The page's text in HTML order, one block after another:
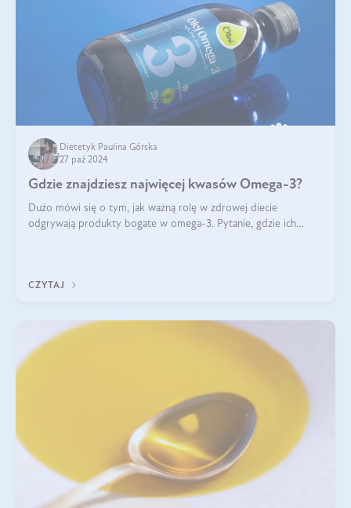
Dietetyk Paulina Górska
27 paź 2024
Gdzie znajdziesz najwięcej kwasów Omega-3?
Dużo mówi się o tym, jak ważną rolę w zdrowej diecie
odgrywają produkty bogate w omega-3. Pytanie, gdzie ich
CZYTAJ